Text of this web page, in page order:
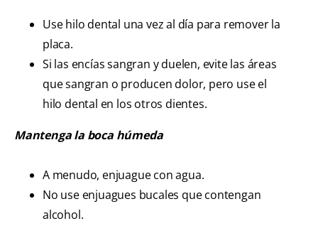
Use hilo dental una vez al día para remover la
placa.
Si las encías sangran y duelen, evite las áreas
que sangran o producen dolor, pero use el
hilo dental en los otros dientes.
Mantenga la boca húmeda
A menudo, enjuague con agua.
No use enjuagues bucales que contengan
alcohol.